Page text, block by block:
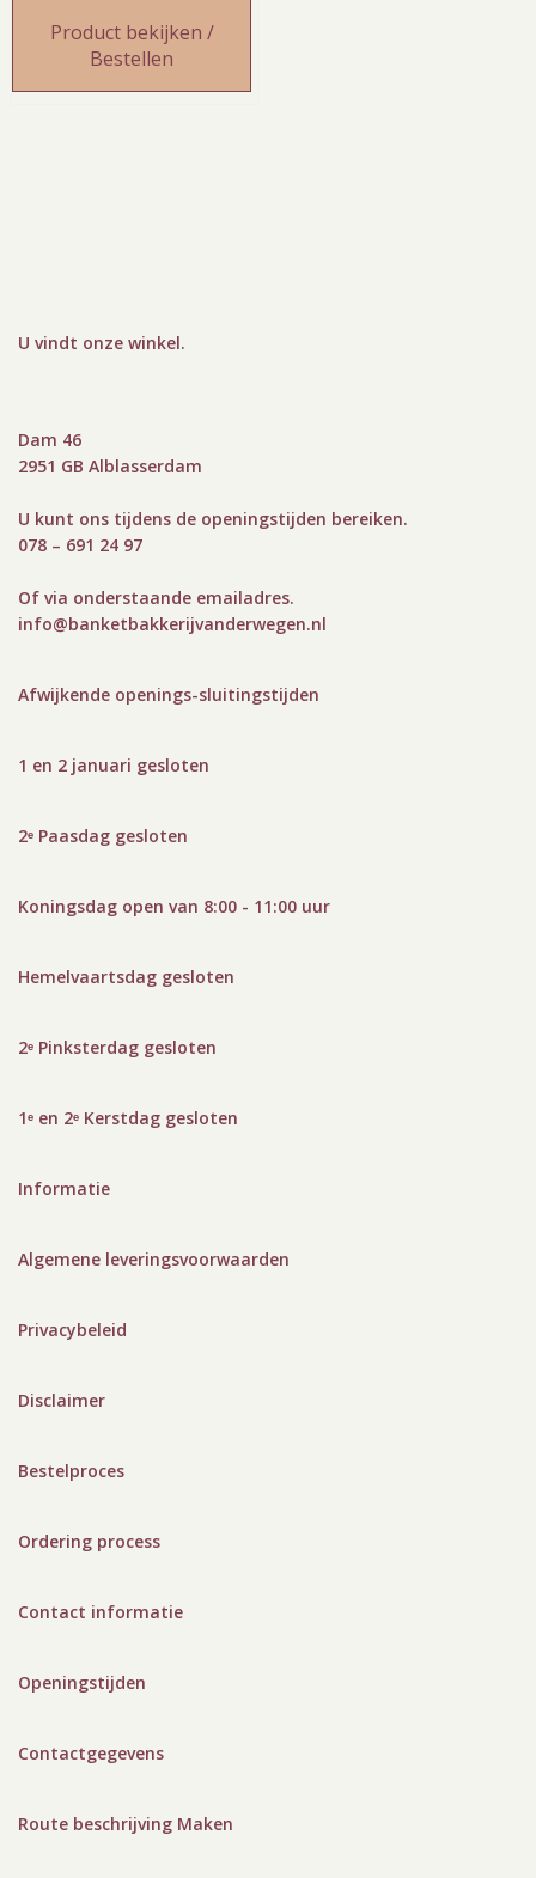
Product bekijken /
Bestellen
U vindt onze winkel.
Dam 46
2951 GB Alblasserdam
U kunt ons tijdens de openingstijden bereiken.
078 – 691 24 97
Of via onderstaande emailadres.
info@banketbakkerijvanderwegen.nl
Afwijkende openings-sluitingstijden
1 en 2 januari gesloten
2ᵉ Paasdag gesloten
Koningsdag open van 8:00 - 11:00 uur
Hemelvaartsdag gesloten
2ᵉ Pinksterdag gesloten
1ᵉ en 2ᵉ Kerstdag gesloten
Informatie
Algemene leveringsvoorwaarden
Privacybeleid
Disclaimer
Bestelproces
Ordering process
Contact informatie
Openingstijden
Contactgegevens
Route beschrijving Maken